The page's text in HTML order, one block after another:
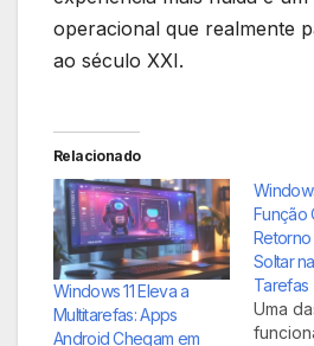
operacional que realmente
ao século XXI.
Relacionado
Windows 11 Eleva a
Multitarefas: Apps
Android Chegam em
Função
Retorno
Soltar
Tarefas
Uma